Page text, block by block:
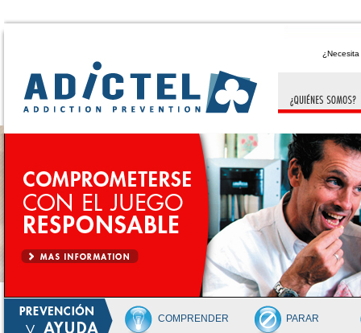
¿Necesita
COMPRENDER PARAR